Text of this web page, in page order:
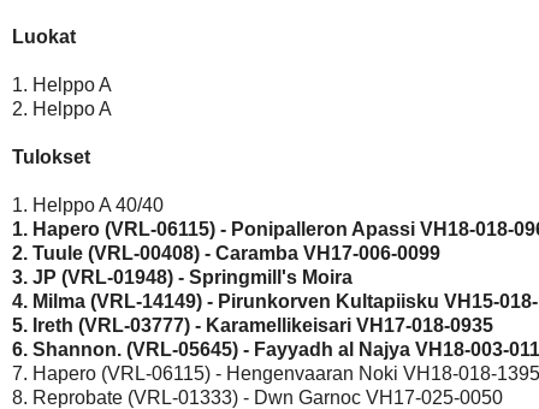
Luokat
1. Helppo A
2. Helppo A
Tulokset
1. Hapero (VRL-06115) - Ponipalleron Apassi VH18-018-
2. Tuule (VRL-00408) - Caramba VH17-006-0099
3. JP (VRL-01948) - Springmill's Moira
4. Milma (VRL-14149) - Pirunkorven Kultapiisku VH15-
5. Ireth (VRL-03777) - Karamellikeisari VH17-018-0935
6. Shannon. (VRL-05645) - Fayyadh al Najya VH18-003-
7. Hapero (VRL-06115) - Hengenvaaran Noki VH18-018-1395
8. Reprobate (VRL-01333) - Dwn Garnoc VH17-025-0050